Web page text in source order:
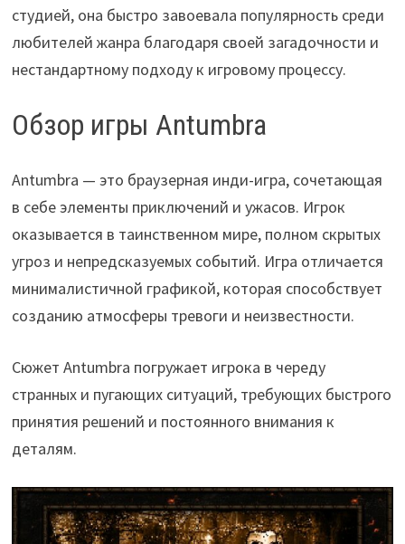
студией, она быстро завоевала популярность среди
любителей жанра благодаря своей загадочности и
нестандартному подходу к игровому процессу.
Обзор игры Antumbra
Antumbra — это браузерная инди-игра, сочетающая
в себе элементы приключений и ужасов. Игрок
оказывается в таинственном мире, полном скрытых
угроз и непредсказуемых событий. Игра отличается
минималистичной графикой, которая способствует
созданию атмосферы тревоги и неизвестности.
Сюжет Antumbra погружает игрока в череду
странных и пугающих ситуаций, требующих быстрого
принятия решений и постоянного внимания к
деталям.